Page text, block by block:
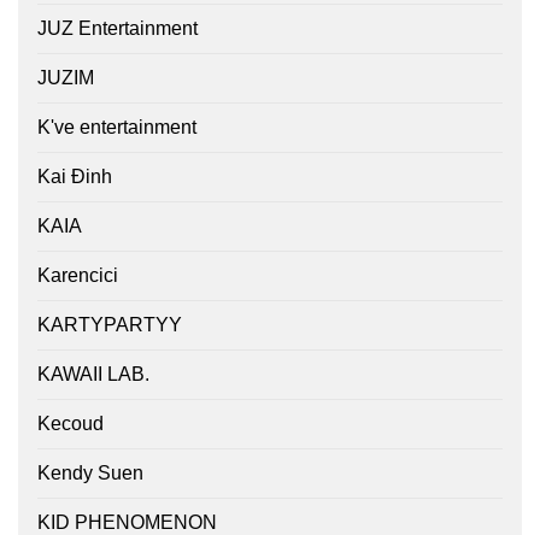
JUZ Entertainment
JUZIM
K've entertainment
Kai Đinh
KAIA
Karencici
KARTYPARTYY
KAWAII LAB.
Kecoud
Kendy Suen
KID PHENOMENON